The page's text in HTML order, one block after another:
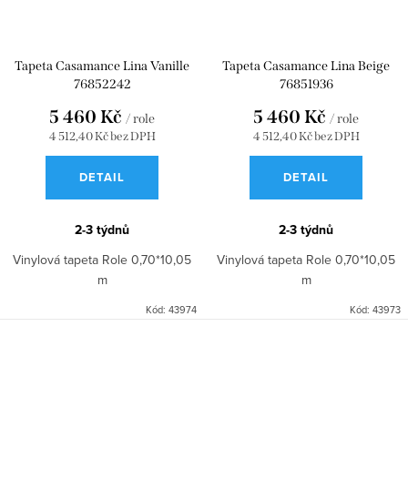
Tapeta Casamance Lina Vanille
76852242
4 512,40 Kč bez DPH
5 460 Kč / role
DETAIL
2-3 týdnů
Vinylová tapeta Role 0,70*10,05
m
Kód: 43974
Tapeta Casamance Lina Beige
76851936
4 512,40 Kč bez DPH
5 460 Kč / role
DETAIL
2-3 týdnů
Vinylová tapeta Role 0,70*10,05
m
Kód: 43973